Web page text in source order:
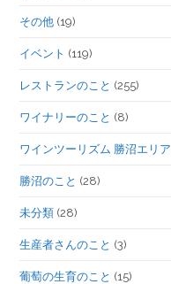
その他 (19)
イベント (119)
レストランのこと (255)
ワイナリーのこと (8)
ワインツーリズム 勝沼エリア
勝沼のこと (28)
未分類 (28)
生産者さんのこと (3)
葡萄の生育のこと (15)